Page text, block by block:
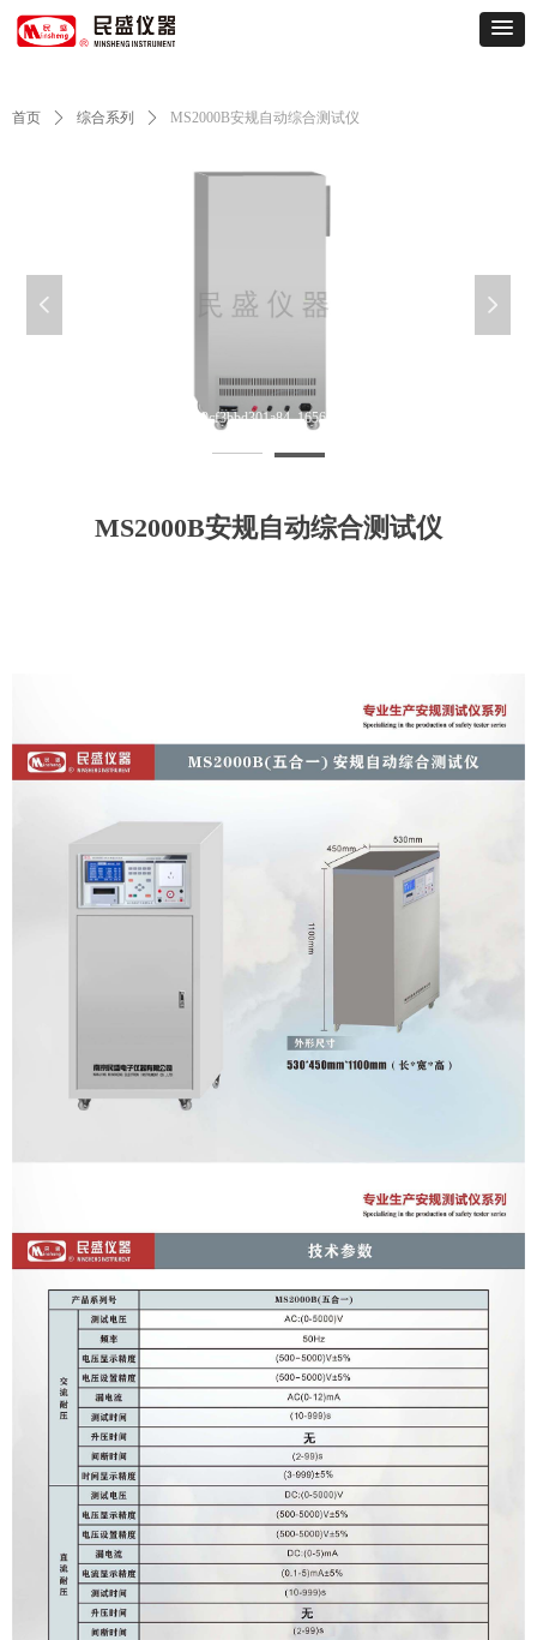
首页 ꄲ 综合系列 ꄲ MS2000B安规自动综合测试仪
MS2000B安规自动综合测试仪
MS2000B-3da066fc8feaa100e129cf3bbd301a84_1656059008787388
넳 넲